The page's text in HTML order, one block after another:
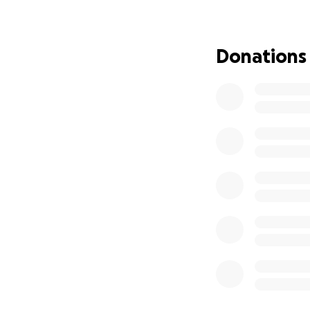
Perdeu tudo de
Estamos a tentar
Donations